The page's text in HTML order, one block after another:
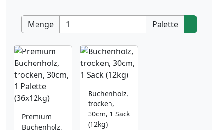
Menge Palette
Premium
Buchenholz,
Buchenholz,
trocken,
30cm, 1 Sack
(12kg)